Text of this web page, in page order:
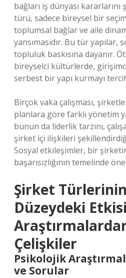
bağları iş dünyası
türü, sadece bireysel bir
toplumsal bağlar ve aile
yansımasıdır. Bu tür yapılar,
topluluk baskısına dayanır.
bireyselci kültürlerde,
serbest bir yapı kurmayı
Birçok vaka çalışması,
planlara göre farklı yönetim
bunun da liderlik tarzını,
şirket içi ilişkileri
Sosyal etkileşimler, bir şirketin
başarısızlığının temelinde
Şirket
Düzeydeki
Çelişkiler
Psikolojik
ve Sorular